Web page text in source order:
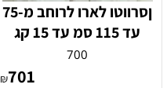
ןסרווטו לארו לרוחב מ-75
עד 115 סמ עד 15 קג
700
₪701